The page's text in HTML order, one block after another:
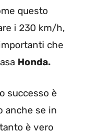
questo
i 230 km/h,
che
Honda.
successo è
anche se in
è vero